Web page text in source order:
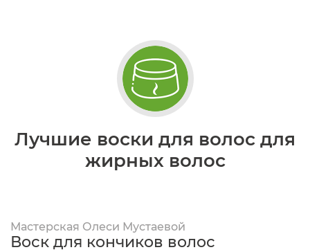
Лучшие воски для волос для
жирных волос
Мастерская Олеси Мустаевой
Воск для кончиков волос